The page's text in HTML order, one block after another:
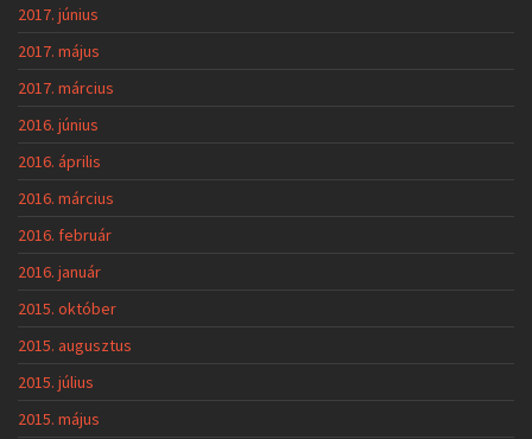
2017. június
2017. május
2017. március
2016. június
2016. április
2016. március
2016. február
2016. január
2015. október
2015. augusztus
2015. július
2015. május